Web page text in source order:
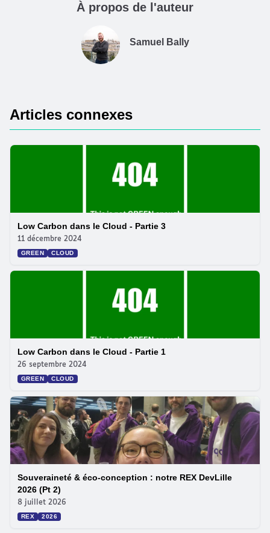
À propos de l'auteur
Samuel Bally
Articles connexes
Low Carbon dans le Cloud - Partie 3
11 décembre 2024
GREEN CLOUD
Low Carbon dans le Cloud - Partie 1
26 septembre 2024
GREEN CLOUD
Souveraineté & éco-conception : notre REX DevLille
2026 (Pt 2)
8 juillet 2026
REX 2026